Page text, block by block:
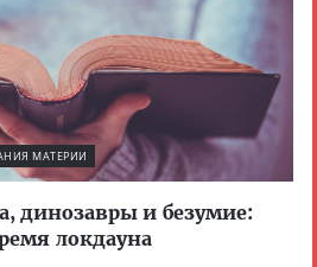
МАТЕРИИ
динозавры и безумие:
локдауна